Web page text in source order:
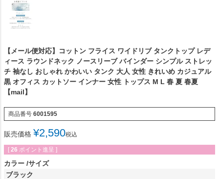
【メール便対応】コットン フライス ワイドリブ タンクトップ レデ
ィース ラウンドネック ノースリーブ バインダー シンプル ストレッ
チ 袖なし おしゃれ かわいい タンク 大人 女性 きれいめ カジュアル
黒 オフィス カットソー インナー 女性 トップス M L 春 夏 春夏
【mail】
商品番号 6001595
販売価格 ¥2,590税込
[ 26 ポイント進呈 ]
カラー サイズ
ブラック